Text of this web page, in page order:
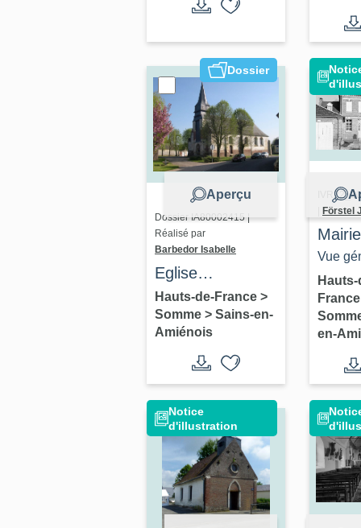
Dossier
Aperçu
Dossier IA80002415 |
Réalisé par
Barbedor Isabelle
Eglise
paroissiale et
ancien cimetière
Saints-Fuscien,
Victoric et
Gentien de
Sains-en-
Amiénois
Hauts-de-France >
Somme > Sains-en-
Amiénois
Förstel
de
Vue
Hauts-
en-
Notice
d'illustration